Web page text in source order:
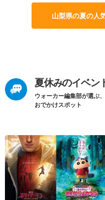
山梨県の夏の人
夏休みのイベン
ウォーカー編集部が選ぶ
おでかけスポット